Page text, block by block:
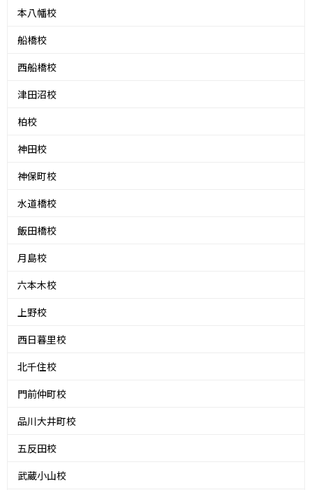
本八幡校
船橋校
西船橋校
津田沼校
柏校
神田校
神保町校
水道橋校
飯田橋校
月島校
六本木校
上野校
西日暮里校
北千住校
門前仲町校
品川大井町校
五反田校
武蔵小山校